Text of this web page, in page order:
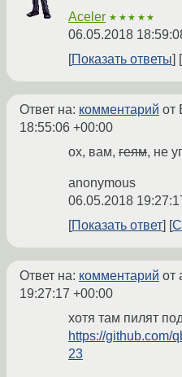
Aceler ★★★★★
06.05.2018
Показать ответы
Ответ на: комментарий от
18:55:06 +00:00
ох, вам, геям, не
anonymous
06.05.2018
Показать ответ
Ответ на: комментарий от
19:27:17 +00:00
хотя там пилят
https://github.com/
23